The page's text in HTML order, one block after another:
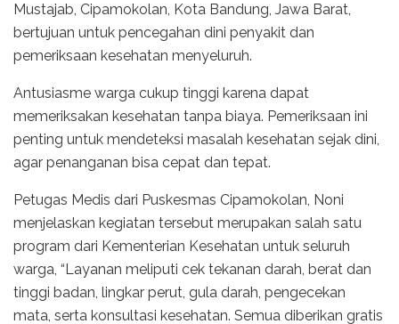
Mustajab, Cipamokolan, Kota Bandung, Jawa Barat,
bertujuan untuk pencegahan dini penyakit dan
pemeriksaan kesehatan menyeluruh.
Antusiasme warga cukup tinggi karena dapat
memeriksakan kesehatan tanpa biaya. Pemeriksaan ini
penting untuk mendeteksi masalah kesehatan sejak dini,
agar penanganan bisa cepat dan tepat.
Petugas Medis dari Puskesmas Cipamokolan, Noni
menjelaskan kegiatan tersebut merupakan salah satu
program dari Kementerian Kesehatan untuk seluruh
warga, “Layanan meliputi cek tekanan darah, berat dan
tinggi badan, lingkar perut, gula darah, pengecekan
mata, serta konsultasi kesehatan. Semua diberikan gratis